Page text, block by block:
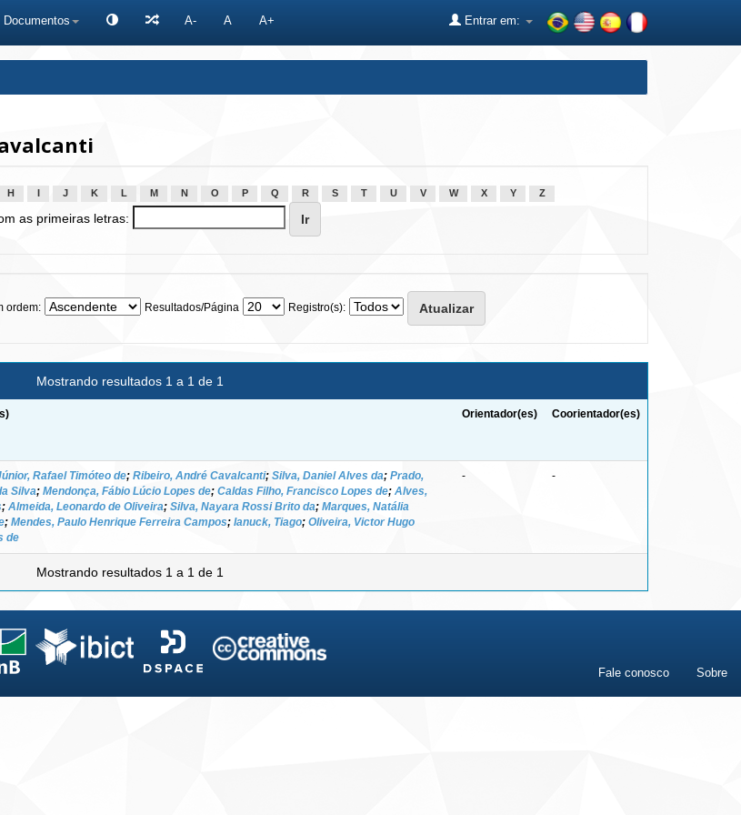
Documentos A- A A+ Entrar em:
H J K L M N O P Q R S T U V W X Y Z
as primeiras letras:
ordem: Resultados/Página Registro(s):
Mostrando resultados 1 a 1 de 1
Orientador(es) Coorientador(es)
Rafael Timóteo de; Ribeiro, André Cavalcanti; Silva, Daniel Alves da; Prado,
Silva; Mendonça, Fábio Lúcio Lopes de; Caldas Filho, Francisco Lopes de; Alves,
; Almeida, Leonardo de Oliveira; Silva, Nayara Rossi Brito da; Marques, Natália
; Mendes, Paulo Henrique Ferreira Campos; Ianuck, Tiago; Oliveira, Victor Hugo
de
- -
Mostrando resultados 1 a 1 de 1
Fale conosco Sobre